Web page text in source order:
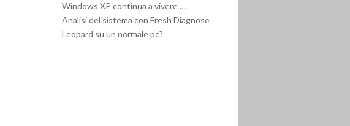
Windows XP continua a vivere …
Analisi del sistema con Fresh Diagnose
Leopard su un normale pc?